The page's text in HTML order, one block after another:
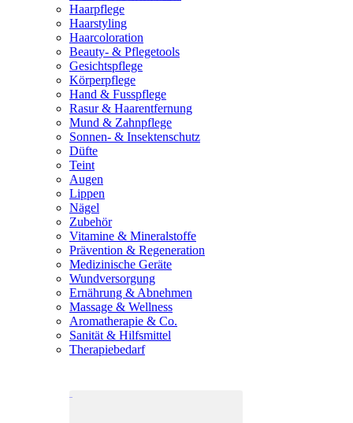
Haarpflege
Haarstyling
Haarcoloration
Beauty- & Pflegetools
Gesichtspflege
Körperpflege
Hand & Fusspflege
Rasur & Haarentfernung
Mund & Zahnpflege
Sonnen- & Insektenschutz
Düfte
Teint
Augen
Lippen
Nägel
Zubehör
Vitamine & Mineralstoffe
Prävention & Regeneration
Medizinische Geräte
Wundversorgung
Ernährung & Abnehmen
Massage & Wellness
Aromatherapie & Co.
Sanität & Hilfsmittel
Therapiebedarf